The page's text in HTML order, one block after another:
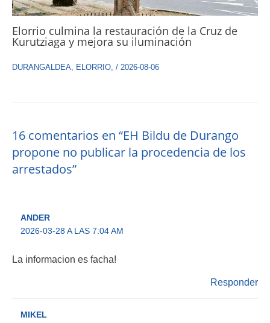
Elorrio culmina la restauración de la Cruz de
Kurutziaga y mejora su iluminación
DURANGALDEA ELORRIO / 2026-08-06
16 comentarios en “EH Bildu de Durango
propone no publicar la procedencia de los
arrestados”
ANDER
2026-03-28 A LAS 7:04 AM
La informacion es facha!
Responder
MIKEL